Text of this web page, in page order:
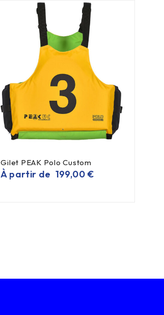
Gilet PEAK Polo Custom
À partir de 199,00€